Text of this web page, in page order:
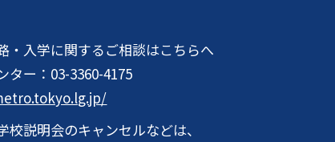
・入学に関するご相談はこちらへ
ター： 03-3360-4175
説明会のキャンセルなどは、